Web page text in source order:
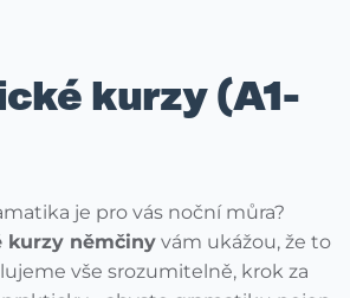
kurzy (A1-
je pro vás noční můra?
kurzy němčiny vám ukážou, že to
vše srozumitelně, krok za